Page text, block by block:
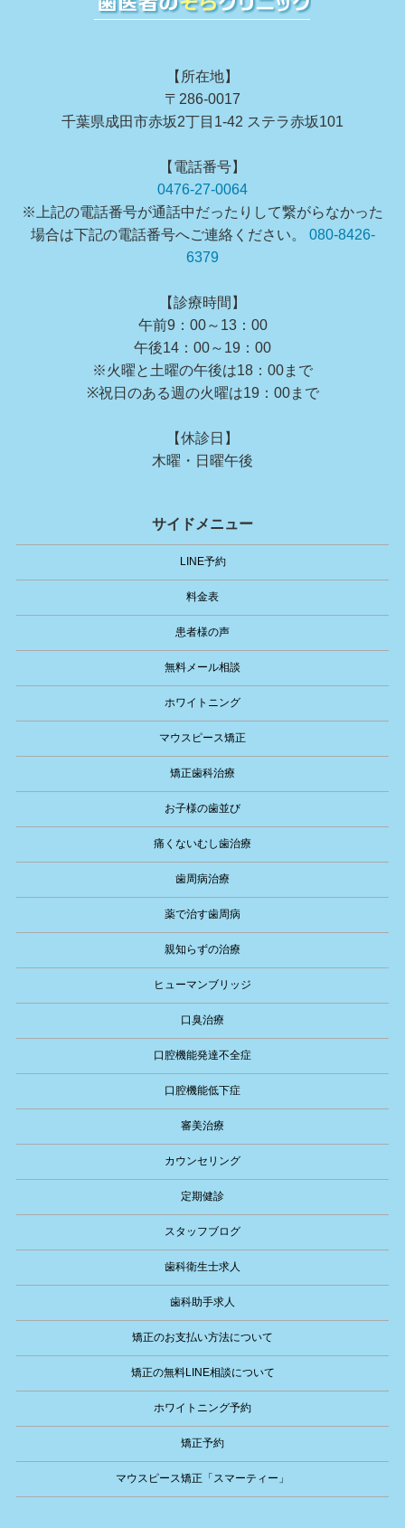
【所在地】
〒286-0017
千葉県成田市赤坂2丁目1-42 ステラ赤坂101
【電話番号】
0476-27-0064
※上記の電話番号が通話中だったりして繋がらなかった
場合は下記の電話番号へご連絡ください。 080-8426-
6379
【診療時間】
午前9：00～13：00
午後14：00～19：00
※火曜と土曜の午後は18：00まで
※祝日のある週の火曜は19：00まで
【休診日】
木曜・日曜午後
サイドメニュー
LINE予約
料金表
患者様の声
無料メール相談
ホワイトニング
マウスピース矯正
矯正歯科治療
お子様の歯並び
痛くないむし歯治療
歯周病治療
薬で治す歯周病
親知らずの治療
ヒューマンブリッジ
口臭治療
口腔機能発達不全症
口腔機能低下症
審美治療
カウンセリング
定期健診
スタッフブログ
歯科衛生士求人
歯科助手求人
矯正のお支払い方法について
矯正の無料LINE相談について
ホワイトニング予約
矯正予約
マウスピース矯正「スマーティー」